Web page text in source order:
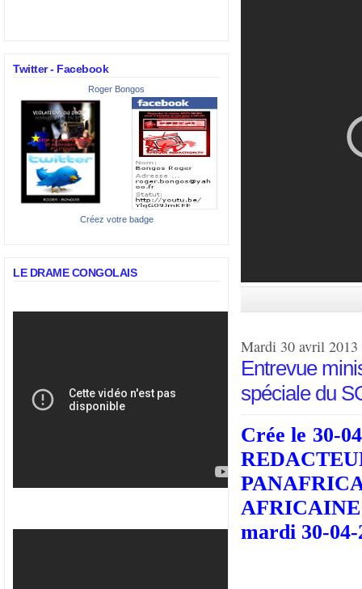
Twitter - Facebook
Roger Bongos
Créez votre badge
LE DRAME CONGOLAIS
Mardi 30 avril 2013
Entrevue
spéciale du
Crée le 30-
mardi 30-